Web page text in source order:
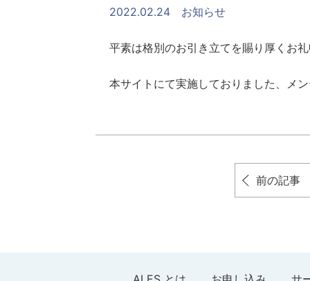
2022.02.24 お知らせ
平素は格別のお引き立てを賜り厚くお
本サイトにて実施しておりました、メ
前の記事